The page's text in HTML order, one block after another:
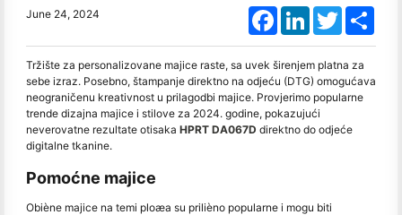
June 24, 2024 FacebookLinkedInTwitter
Tržište za personalizovane majice raste, sa uvek širenjem platna za
sebe izraz. Posebno, štampanje direktno na odjeću (DTG) omogućava
neograničenu kreativnost u prilagodbi majice. Provjerimo popularne
trende dizajna majice i stilove za 2024. godine, pokazujući
neverovatne rezultate otisaka HPRT DA067D direktno do odjeće
digitalne tkanine.
Pomoćne majice
Obiène majice na temi ploæa su prilièno popularne i mogu biti